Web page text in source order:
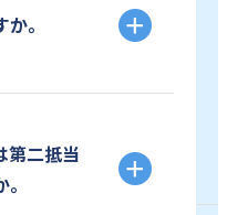
。
第二抵当